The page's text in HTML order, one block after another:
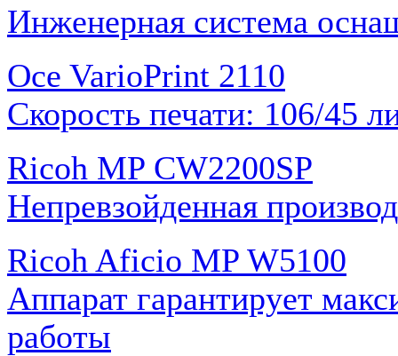
Инженерная система
Oce VarioPrint 2110
Скорость печати: 106/45
Ricoh MP CW2200SP
Непревзойденная
Ricoh Aficio MP W5100
Аппарат гарантирует
работы